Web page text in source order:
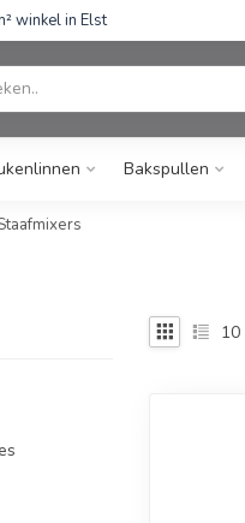
winkel in Elst
Bakspullen
10